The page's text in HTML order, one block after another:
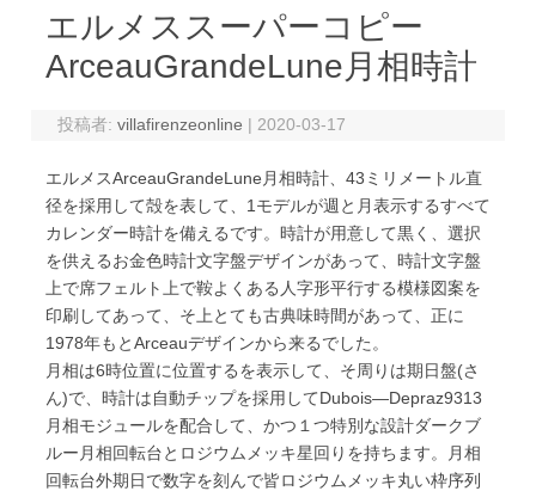
エルメススーパーコピー
ArceauGrandeLune月相時計
投稿者:villafirenzeonline | 2020-03-17
エルメスArceauGrandeLune月相時計、43ミリメートル直
径を採用して殻を表して、1モデルが週と月表示するすべて
カレンダー時計を備えるです。時計が用意して黒く、選択
を供えるお金色時計文字盤デザインがあって、時計文字盤
上で席フェルト上で鞍よくある人字形平行する模様図案を
印刷してあって、そ上とても古典味時間があって、正に
1978年もとArceauデザインから来るでした。
月相は6時位置に位置するを表示して、そ周りは期日盤(さ
ん)で、時計は自動チップを採用してDubois―Depraz9313
月相モジュールを配合して、かつ１つ特別な設計ダークブ
ルー月相回転台とロジウムメッキ星回りを持ちます。月相
回転台外期日で数字を刻んで皆ロジウムメッキ丸い枠序列